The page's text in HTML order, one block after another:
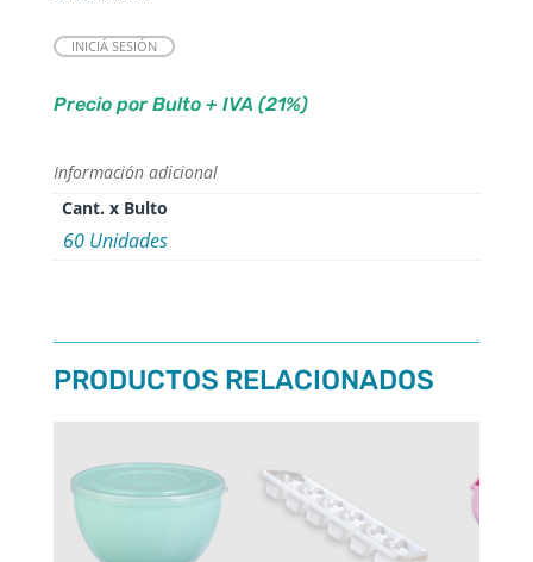
INICIÁ SESIÓN
Precio por Bulto + IVA (21%)
Información adicional
Cant. x Bulto
60 Unidades
PRODUCTOS RELACIONADOS